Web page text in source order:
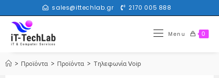
sales@ittechlab.gr 2170 005 888
0
Menu
> Προϊόντα > Προϊόντα > Τηλεφωνία Voip